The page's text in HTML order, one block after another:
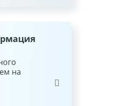
на
Республики Беларусь